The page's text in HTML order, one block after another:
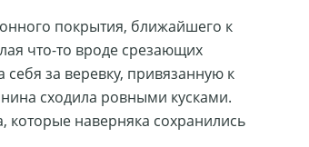
покрытия, ближайшего к
что-то вроде срезающих
за веревку, привязанную к
сходила ровными кусками.
которые наверняка сохранились